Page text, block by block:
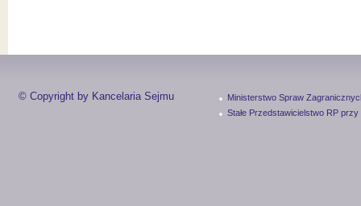
© Copyright by Kancelaria Sejmu
Ministerstwo Spraw
Stałe Przedstawicielstwo RP przy